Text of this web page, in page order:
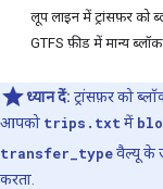
लूप लाइन में ट्रांसफ़र को
GTFS फ़ीड में मान्य ब्लॉक
ध्यान दें: ट्रांसफ़र को
आपको trips.txt में
transfer_typeवैल्यू के
करता.